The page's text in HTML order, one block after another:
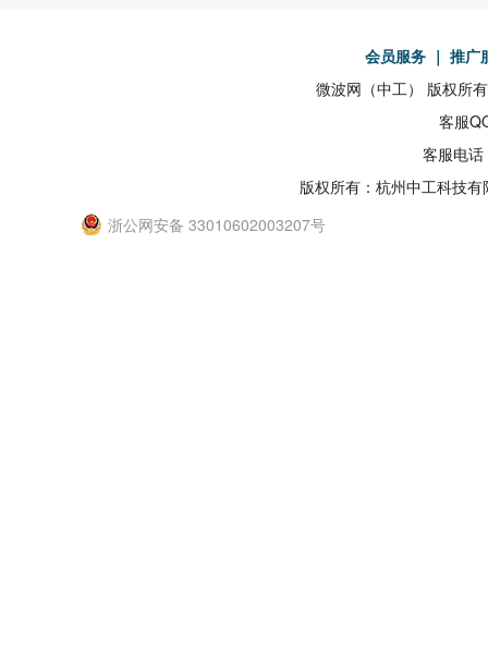
会员服务 ｜ 推广
微波网（中工） 版权所
客服
客服电
版权所有：杭州中工科技
浙公网安备 33010602003207号